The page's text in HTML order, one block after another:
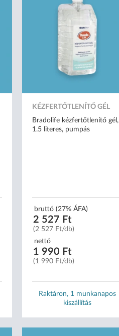
KÉZFERTŐTLENÍTŐ GÉL
Bradolife kézfertőtlenítő gél,
1.5 literes, pumpás
bruttó (27% ÁFA)
2 527 Ft
(2 527 Ft/db)
nettó
1 990 Ft
(1 990 Ft/db)
Raktáron, 1 munkanapos
kiszállítás